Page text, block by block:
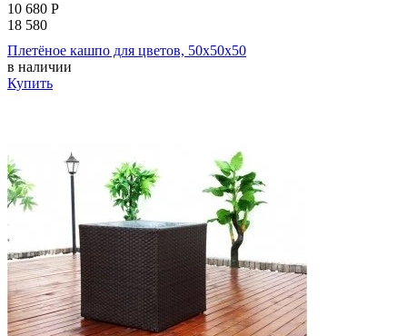
10 680 Р
18 580
Плетёное кашпо для цветов, 50x50x50
в наличии
Купить